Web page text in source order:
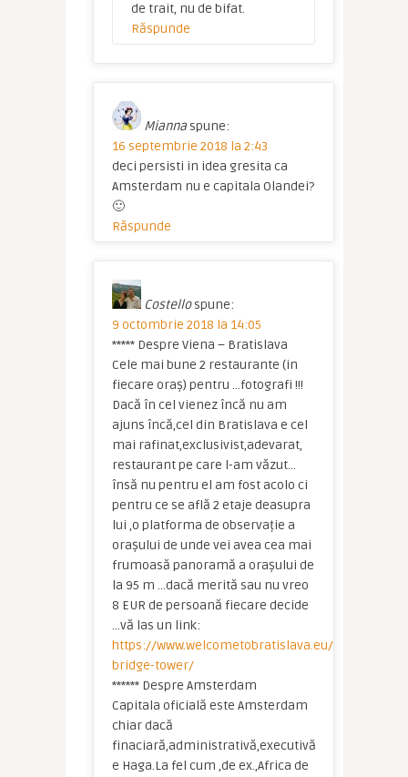
de trait, nu de bifat.
Răspunde
Mianna spune:
16 septembrie 2018 la 2:43
deci persisti in idea gresita ca
Amsterdam nu e capitala Olandei?
🙂
Răspunde
Costello spune:
9 octombrie 2018 la 14:05
***** Despre Viena – Bratislava
Cele mai bune 2 restaurante (in
fiecare oraș) pentru …fotografi !!!
Dacă în cel vienez încă nu am
ajuns încă,cel din Bratislava e cel
mai rafinat,exclusivist,adevarat,
restaurant pe care l-am văzut…
însă nu pentru el am fost acolo ci
pentru ce se află 2 etaje deasupra
lui ,o platforma de observație a
orașului de unde vei avea cea mai
frumoasă panoramă a orașului de
la 95 m …dacă merită sau nu vreo
8 EUR de persoană fiecare decide
…vă las un link:
https://www.welcometobratislava.eu/ufo-
bridge-tower/
****** Despre Amsterdam
Capitala oficială este Amsterdam
chiar dacă
finaciară,administrativă,executivă
e Haga.La fel cum ,de ex.,Africa de